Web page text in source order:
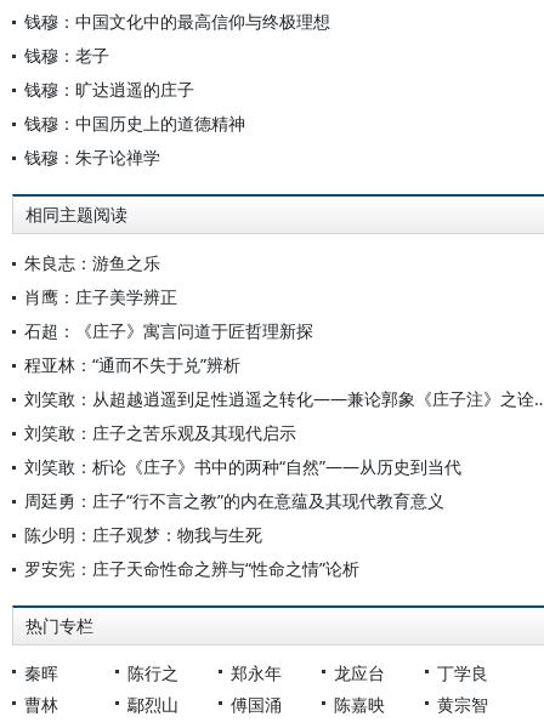
钱穆：中国文化中的最高信仰与终极理想
钱穆：老子
钱穆：旷达逍遥的庄子
钱穆：中国历史上的道德精神
钱穆：朱子论禅学
相同主题阅读
朱良志：游鱼之乐
肖鹰：庄子美学辨正
石超：《庄子》寓言问道于匠哲理新探
程亚林：“通而不失于兑”辨析
刘笑敢：从超越逍遥到足性逍
刘笑敢：庄子之苦乐观及其现代启示
刘笑敢：析论《庄子》书中的两种“自然”——从历史到当代
周廷勇：庄子“行不言之教”的内在意蕴及其现代教育意义
陈少明：庄子观梦：物我与生死
罗安宪：庄子天命性命之辨与“性命之情”论析
热门专栏
秦晖 陈行之 郑永年 龙应台
丁学良
曹林
鄢烈山 傅国涌 陈嘉映
黄宗智